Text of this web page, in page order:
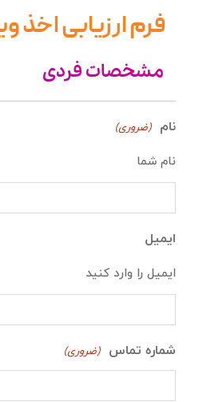
فرم ارزیابی اخذ ویزا
مشخصات فردی
نام (ضروری)
نام شما
ایمیل
ایمیل را وارد کنید
شماره تماس (ضروری)